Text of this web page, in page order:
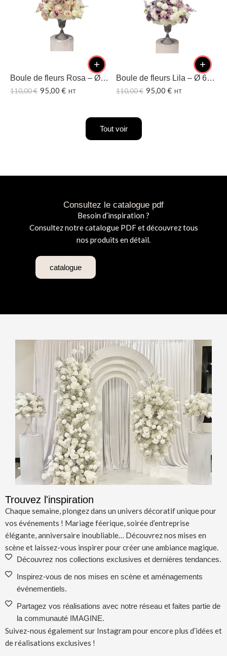
Boule de fleurs Rosa – Ø60 CM
110,00€ 95,00 € HT
Boule de fleurs Lila – Ø 60CM
110,00€ 95,00 € HT
Tout voir
Consultez le catalogue pdf
Besoin d’inspiration ?
Consultez notre catalogue PDF et découvrez tous
nos produits en détail.
catalogue
Trouvez l'inspiration
Chaque semaine, plongez dans un univers décoratif unique pour
vos événements ! Mariage féerique, soirée d’entreprise
élégante, anniversaire inoubliable… Découvrez nos mises en
scène et laissez-vous inspirer pour créer une ambiance magique.
Découvrez nos collections exclusives et dernières tendances.
Inspirez-vous de nos mises en scène et aménagements
événementiels.
Partagez vos réalisations avec notre réseau et faites partie de
la communauté IMAGINE.
Suivez-nous également sur Instagram pour encore plus d’idées et
de réalisations exclusives !